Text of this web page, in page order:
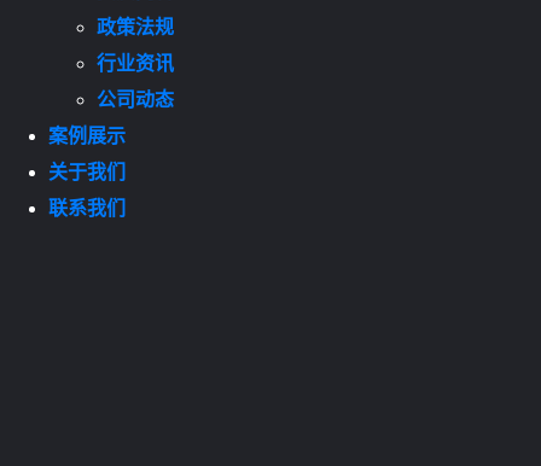
政策法规
行业资讯
公司动态
案例展示
关于我们
联系我们